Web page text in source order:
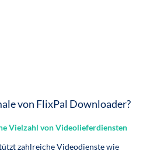
von FlixPal Downloader?
Vielzahl von Videolieferdiensten
zahlreiche Videodienste wie